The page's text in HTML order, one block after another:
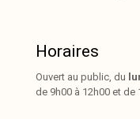
Horaires
Ouvert au public, du
de 9h00 à 12h00 et de